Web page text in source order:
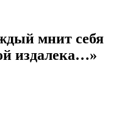
мнит себя
издалека…»